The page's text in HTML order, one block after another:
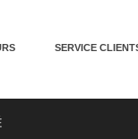
SERVICE